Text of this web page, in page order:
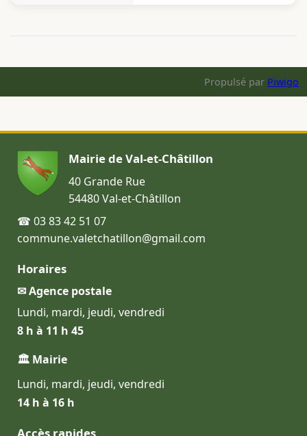
Propulsé par Piwigo
Mairie de Val-et-Châtillon
40 Grande Rue
54480 Val-et-Châtillon
☎ 03 83 42 51 07
commune.valetchatillon@gmail.com
Horaires
✉ Agence postale
Lundi, mardi, jeudi, vendredi
8 h à 11 h 45
🏛 Mairie
Lundi, mardi, jeudi, vendredi
14 h à 16 h